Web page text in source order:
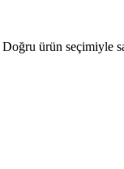
ürün seçimiyle